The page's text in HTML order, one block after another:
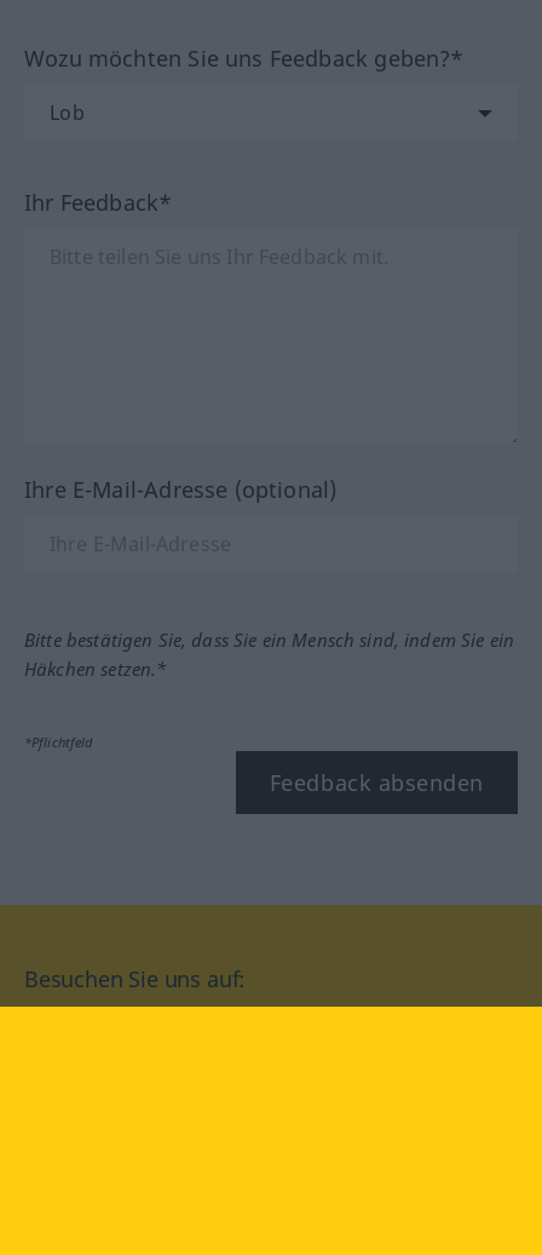
Wozu möchten Sie uns Feedback geben?*
Ihr Feedback*
Ihre E-Mail-Adresse (optional)
Bitte bestätigen Sie, dass Sie ein Mensch sind, indem Sie ein
Häkchen setzen.*
*Pflichtfeld
Feedback absenden
Besuchen Sie uns auf: